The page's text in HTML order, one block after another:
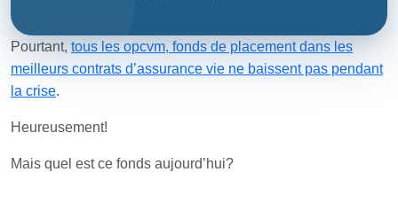
Pourtant, tous les opcvm, fonds de placement dans les
meilleurs contrats d’assurance vie ne baissent pas pendant
la crise.
Heureusement!
Mais quel est ce fonds aujourd’hui?